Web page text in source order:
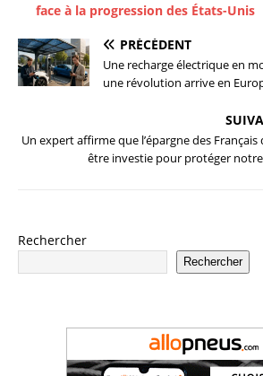
face à la progression des États-Unis
PRÉCÉDENT
Une recharge électrique en
une révolution arrive en
Un expert affirme que l’épargne des Français
être investie pour protéger
Rechercher
Rechercher